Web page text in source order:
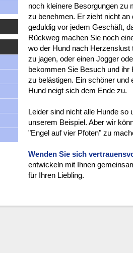
noch kleinere Besorgungen zu
zu benehmen. Er zieht nicht
geduldig vor jedem Geschäft,
Rückweg machen Sie noch
wo der Hund nach Herzenslust
zu jagen, oder einen Jogger
bekommen Sie Besuch und ihr
zu belästigen. Ein schöner und
Hund neigt sich dem Ende zu.
Leider sind nicht alle Hunde so
unserem Beispiel. Aber wir
"Engel auf vier Pfoten" zu
Wenden Sie sich
entwickeln mit Ihnen
für Ihren Liebling.